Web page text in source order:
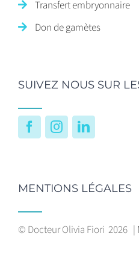
Transfert embryonnaire
Don de gamètes
SUIVEZ NOUS SUR
FacebookInstagramLinkedIn
MENTIONS LÉGALES
© Docteur Olivia Fiori 2026 |